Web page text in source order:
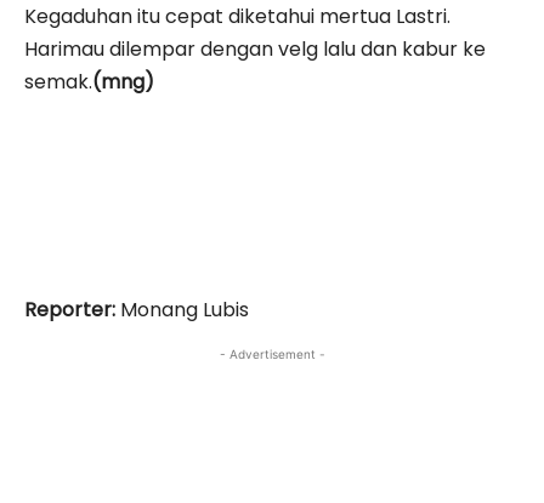
Kegaduhan itu cepat diketahui mertua Lastri.
Harimau dilempar dengan velg lalu dan kabur ke
semak.(mng)
Reporter: Monang Lubis
- Advertisement -